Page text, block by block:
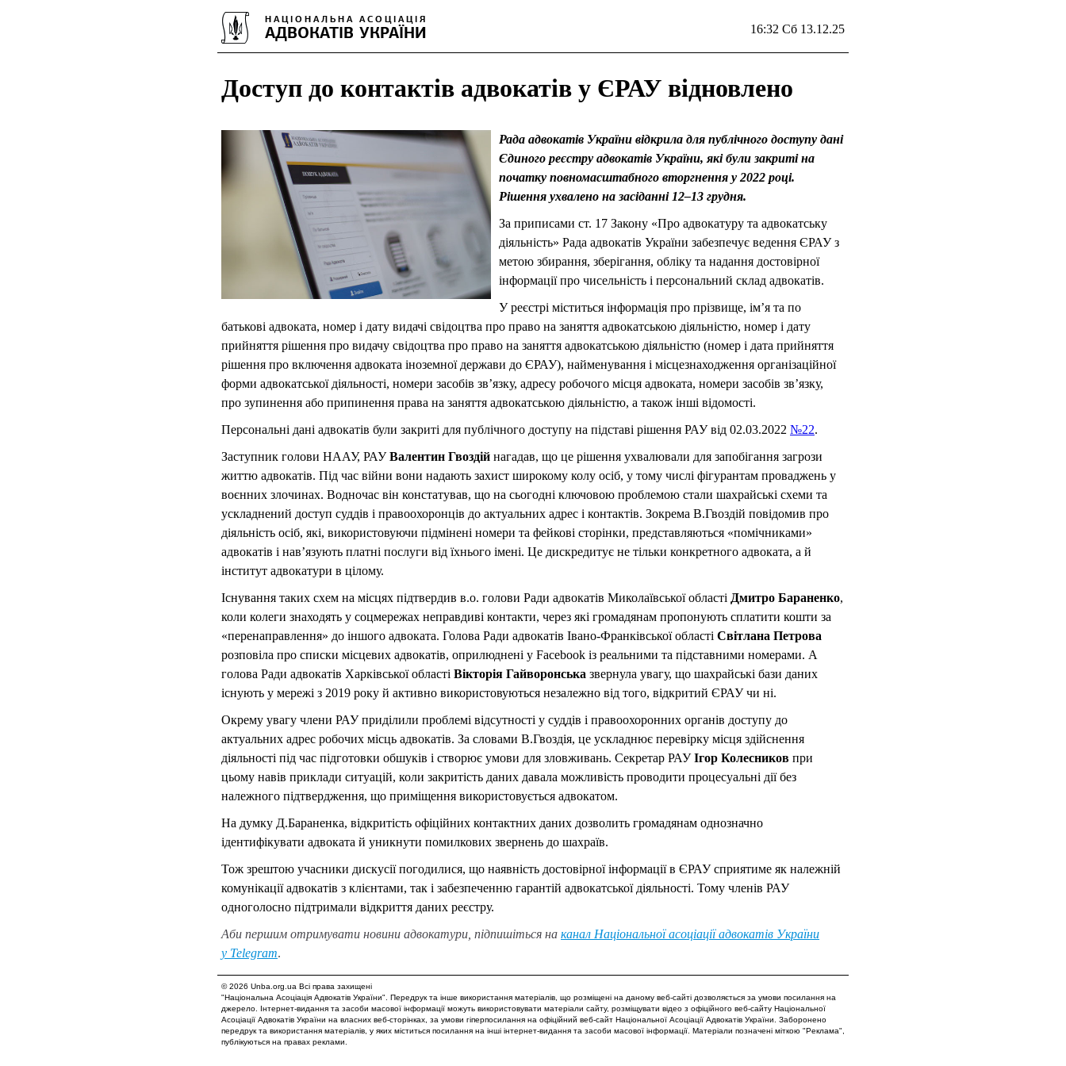
16:32 Сб 13.12.25
Доступ до контактів адвокатів у ЄРАУ відновлено
Рада адвокатів України відкрила для публічного доступу дані
Єдиного реєстру адвокатів України, які були закриті на
початку повномасштабного вторгнення у 2022 році.
Рішення ухвалено на засіданні 12–13 грудня.
За приписами ст. 17 Закону «Про адвокатуру та адвокатську
діяльність» Рада адвокатів України забезпечує ведення ЄРАУ з
метою збирання, зберігання, обліку та надання достовірної
інформації про чисельність і персональний склад адвокатів.
У реєстрі міститься інформація про прізвище, ім’я та по
батькові адвоката, номер і дату видачі свідоцтва про право на заняття адвокатською діяльністю, номер і дату
прийняття рішення про видачу свідоцтва про право на заняття адвокатською діяльністю (номер і дата прийняття
рішення про включення адвоката іноземної держави до ЄРАУ), найменування і місцезнаходження організаційної
форми адвокатської діяльності, номери засобів зв’язку, адресу робочого місця адвоката, номери засобів зв’язку,
про зупинення або припинення права на заняття адвокатською діяльністю, а також інші відомості.
Персональні дані адвокатів були закриті для публічного доступу на підставі рішення РАУ від 02.03.2022 №22.
Заступник голови НААУ, РАУВалентин Гвоздій нагадав, що це рішення ухвалювали для запобігання загрози
життю адвокатів. Під час війни вони надають захист широкому колу осіб, у тому числі фігурантам проваджень у
воєнних злочинах. Водночас він констатував, що на сьогодні ключовою проблемою стали шахрайські схеми та
ускладнений доступ суддів і правоохоронців до актуальних адрес і контактів. Зокрема В.Гвоздій повідомив про
діяльність осіб, які, використовуючи підмінені номери та фейкові сторінки, представляються «помічниками»
адвокатів і нав’язують платні послуги від їхнього імені. Це дискредитує не тільки конкретного адвоката, а й
інститут адвокатури в цілому.
Існування таких схем на місцях підтвердив в.о. голови Ради адвокатів Миколаївської області Дмитро Бараненко,
коли колеги знаходять у соцмережах неправдиві контакти, через які громадянам пропонують сплатити кошти за
«перенаправлення» до іншого адвоката. Голова Ради адвокатів Івано-Франківської області Світлана Петрова
розповіла про списки місцевих адвокатів, оприлюднені у Facebook із реальними та підставними номерами. А
голова Ради адвокатів Харківської області Вікторія Гайворонська звернула увагу, що шахрайські бази даних
існують у мережі з 2019 року й активно використовуються незалежно від того, відкритий ЄРАУ чи ні.
Окрему увагу члени РАУ приділили проблемі відсутності у суддів і правоохоронних органів доступу до
актуальних адрес робочих місць адвокатів. За словами В.Гвоздія, це ускладнює перевірку місця здійснення
діяльності під час підготовки обшуків і створює умови для зловживань. Секретар РАУІгор Колесников при
цьому навів приклади ситуацій, коли закритість даних давала можливість проводити процесуальні дії без
належного підтвердження, що приміщення використовується адвокатом.
На думку Д.Бараненка, відкритість офіційних контактних даних дозволить громадянам однозначно
ідентифікувати адвоката й уникнути помилкових звернень до шахраїв.
Тож зрештою учасники дискусії погодилися, що наявність достовірної інформації в ЄРАУ сприятиме як належній
комунікації адвокатів з клієнтами, так і забезпеченню гарантій адвокатської діяльності. Тому членів РАУ
одноголосно підтримали відкриття даних реєстру.
Аби першим отримувати новини адвокатури, підпишіться на канал Національної асоціації адвокатів України
у Telegram.
© 2026 Unba.org.ua Всі права захищені
"Національна Асоціація Адвокатів України". Передрук та інше використання матеріалів, що розміщені на даному веб-сайті дозволяється за умови посилання на
джерело. Інтернет-видання та засоби масової інформації можуть використовувати матеріали сайту, розміщувати відео з офіційного веб-сайту Національної
Асоціації Адвокатів України на власних веб-сторінках, за умови гіперпосилання на офіційний веб-сайт Національної Асоціації Адвокатів України. Заборонено
передрук та використання матеріалів, у яких міститься посилання на інші інтернет-видання та засоби масової інформації. Матеріали позначені міткою "Реклама",
публікуються на правах реклами.